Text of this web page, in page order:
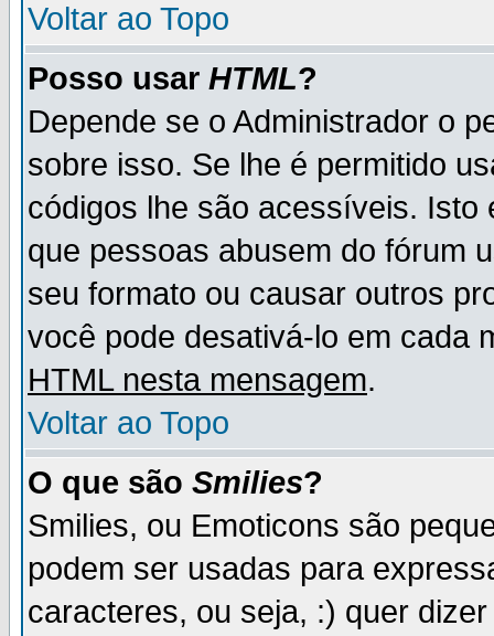
Voltar ao Topo
Posso usar HTML?
Depende se o Administrador o
sobre isso. Se lhe é permitido
códigos lhe são acessíveis.
que pessoas abusem do fórum
seu formato ou causar outros
você pode desativá-lo em cada
HTML nesta mensagem.
Voltar ao Topo
O que são Smilies?
Smilies, ou Emoticons são
podem ser usadas para
caracteres, ou seja, :) quer